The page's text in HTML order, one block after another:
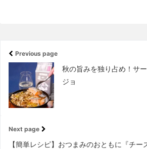
Previous page
秋の旨みを独り占め！サ
ジョ
Next page
【簡単レシピ】おつまみのおともに『チー